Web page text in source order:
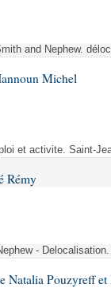
and Nephew.
Michel
et activite. Saint-
Rémy
-
Pouzyreff